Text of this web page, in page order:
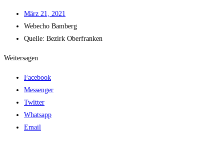
März 21, 2021
Web­echo Bamberg
Quel­le: Bezirk Oberfranken
Weitersagen
Facebook
Messenger
Twitter
Whatsapp
Email